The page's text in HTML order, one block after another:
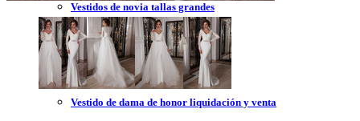
Vestidos de novia tallas grandes
Vestidos de novia blanco
Vestidos de dama de honor
Vestido de dama de honor liquidación y venta